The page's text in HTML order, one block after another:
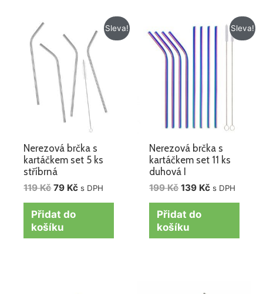
Sleva!
Nerezová brčka s
kartáčkem set 5 ks
stříbrná
119Kč
cena
byla:
119 Kč.
79 Kč
Aktuální
cena
je:
79 Kč.
s DPH
Přidat do
košíku
Sleva!
Nerezová brčka s
kartáčkem set 11 ks
duhová I
199Kč
Původní
cena
byla:
199 Kč.
139 Kč
Aktuální
cena
s DPH
Přidat do
košíku